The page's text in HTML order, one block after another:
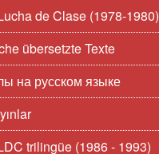
de Clase (1978-1980)
übersetzte Texte
на русском языке
trilingüe (1986 - 1993)